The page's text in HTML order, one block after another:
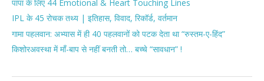
पापा के लिए 44 Emotional & Heart Touching Lines
IPL के 45 रोचक तथ्य | इतिहास, विवाद, रिकॉर्ड, वर्तमान
गामा पहलवान: अभ्यास में ही 40 पहलवानों को पटक देता था “रुस्तम-ए-हिंद”
किशोरअवस्था में माँ-बाप से नहीं बनती तो… बच्चे “सावधान” !